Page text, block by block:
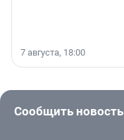
7 августа, 18:00
Сообщить новость